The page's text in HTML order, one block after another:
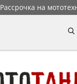
Рассрочка на